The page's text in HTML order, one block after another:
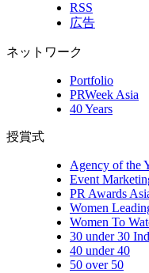
RSS
広告
ネットワーク
Portfolio
PRWeek Asia
40 Years
授賞式
Agency of the
Event
PR Awards
Women
Women To
30 under 30
40 under 40
50 over 50